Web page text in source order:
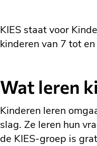
KIES staat voor
kinderen van 7 tot
Wat leren
Kinderen leren
slag. Ze leren hun
de KIES-groep is